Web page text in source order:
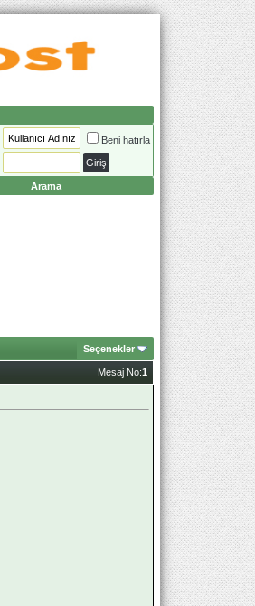
Beni hatırla
Arama
Seçenekler
Mesaj No:1